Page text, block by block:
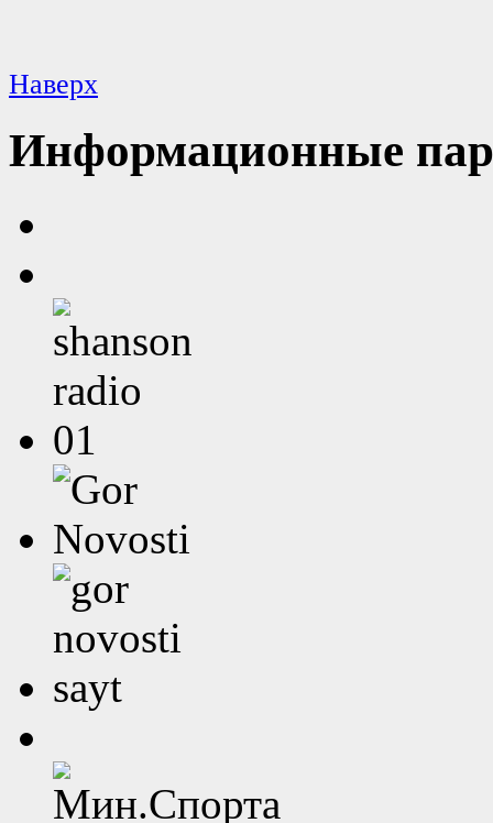
Наверх
Информационные